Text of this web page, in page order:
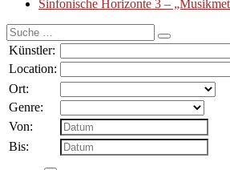
Sinfonische Horizonte 3 –
Suche
nach:
Künstler:
Location:
Ort:
Genre:
Von:
Bis: